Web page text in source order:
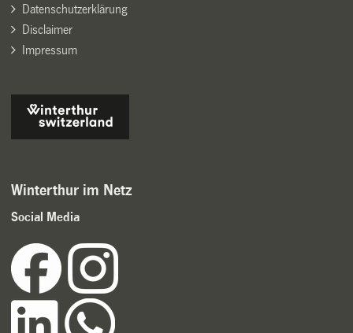
Datenschutzerklärung
Disclaimer
Impressum
Winterthur im Netz
Social Media